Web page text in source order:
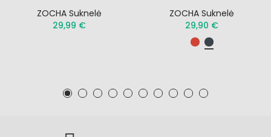
ZOCHA Suknelė
29,99 €
ZOCHA Suknelė
29,90 €